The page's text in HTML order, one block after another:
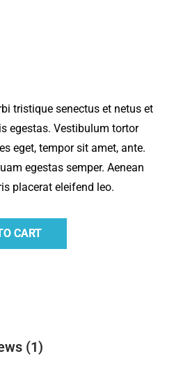
tristique senectus et netus et
egestas. Vestibulum tortor
eget, tempor sit amet, ante.
egestas semper. Aenean
placerat eleifend leo.
CART
(1)